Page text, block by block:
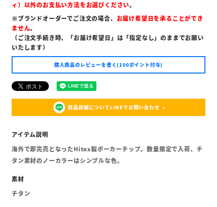
ィ）以外のお支払い方法をお選びください。
※ブランドオーダーでご注文の場合、 お届け希望日を承ることができ
ません。
（ご注文手続き時、「お届け希望日」は「指定なし」のままでお願い
いたします）
購入商品のレビューを書く(100ポイント付与)
商品詳細についてLINEでお問い合わせ
海外で即完売となったHitex製ポーカーチップ。数量限定で入荷、チ
タン素材のノーカラーはシンプルな色。
チタン